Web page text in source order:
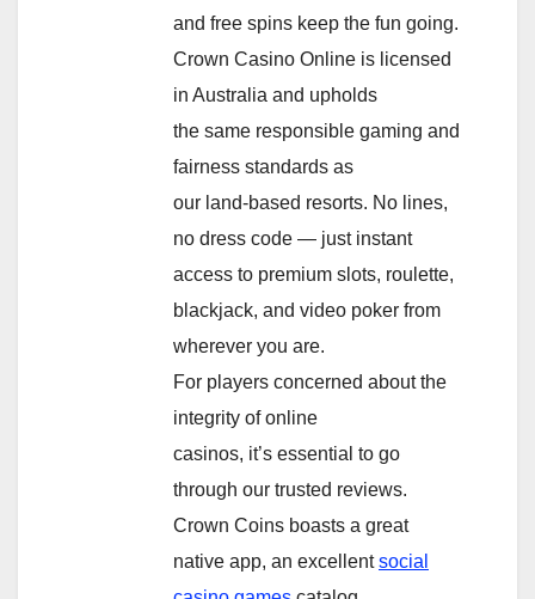
and free spins keep the fun going.
Crown Casino Online is licensed
in Australia and upholds
the same responsible gaming and
fairness standards as
our land-based resorts. No lines,
no dress code — just instant
access to premium slots, roulette,
blackjack, and video poker from
wherever you are.
For players concerned about the
integrity of online
casinos, it’s essential to go
through our trusted reviews.
Crown Coins boasts a great
native app, an excellentsocial